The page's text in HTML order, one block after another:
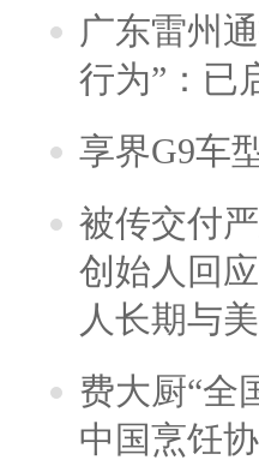
广东雷州
行为”：已
享界G9车
被传交付
创始人回
人长期与
费大厨“全
中国烹饪